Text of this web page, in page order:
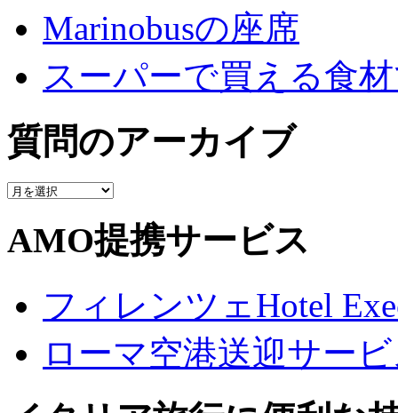
Marinobusの座席
スーパーで買える食
質問のアーカイブ
質
の
ア
イ
AMO提携サービス
フィレンツェHotel
ローマ空港送迎サー